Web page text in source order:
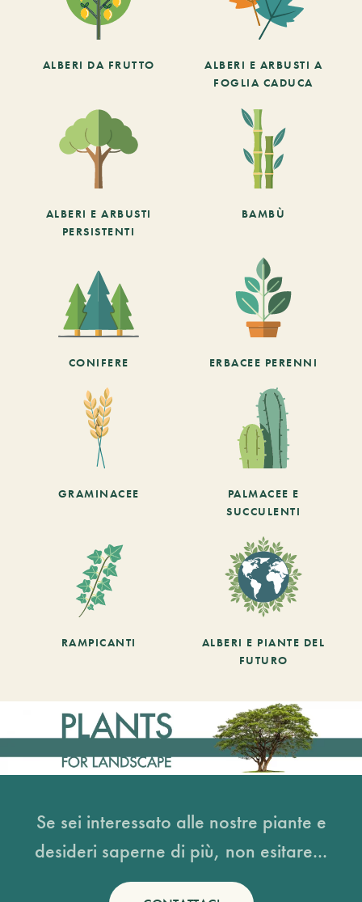
ALBERI DA FRUTTO
ALBERI E ARBUSTI A
FOGLIA CADUCA
ALBERI E ARBUSTI
PERSISTENTI
BAMBÙ
CONIFERE ERBACEE PERENNI
GRAMINACEE
PALMACEE E
SUCCULENTI
RAMPICANTI
ALBERI E PIANTE DEL
FUTURO
Se sei interessato alle nostre piante e
desideri saperne di più, non esitare...